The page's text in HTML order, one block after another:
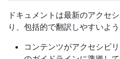
ドキュメントは最新のアクセ
り、包括的で翻訳しやすいよ
コンテンツがアクセシビ